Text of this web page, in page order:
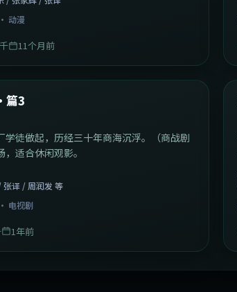
· 动漫
11个月前
篇3
学徒做起，历经三十年商海沉浮。（商战剧
适合休闲观影。
张译 / 周润发 等
· 电视剧
1年前